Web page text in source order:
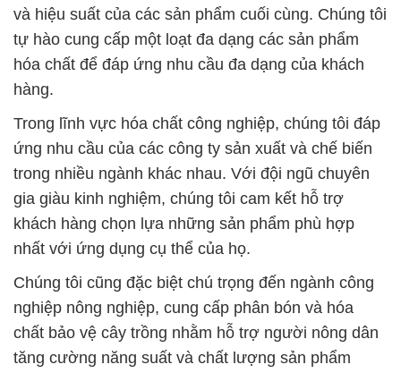
và hiệu suất của các sản phẩm cuối cùng. Chúng tôi
tự hào cung cấp một loạt đa dạng các sản phẩm
hóa chất để đáp ứng nhu cầu đa dạng của khách
hàng.
Trong lĩnh vực hóa chất công nghiệp, chúng tôi đáp
ứng nhu cầu của các công ty sản xuất và chế biến
trong nhiều ngành khác nhau. Với đội ngũ chuyên
gia giàu kinh nghiệm, chúng tôi cam kết hỗ trợ
khách hàng chọn lựa những sản phẩm phù hợp
nhất với ứng dụng cụ thể của họ.
Chúng tôi cũng đặc biệt chú trọng đến ngành công
nghiệp nông nghiệp, cung cấp phân bón và hóa
chất bảo vệ cây trồng nhằm hỗ trợ người nông dân
tăng cường năng suất và chất lượng sản phẩm